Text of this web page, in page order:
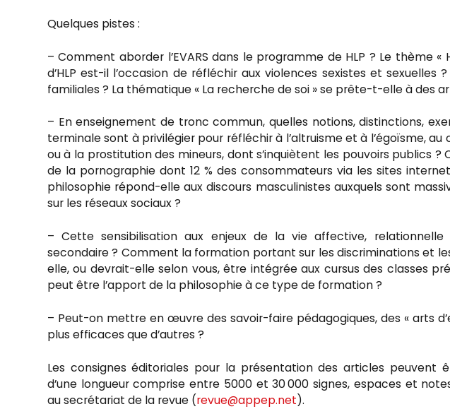
Quelques pistes :
– Comment aborder l’EVARS dans le programme de HLP ? Le thème
d’HLP est-il l’occasion de réfléchir aux violences sexistes et sexuelles
familiales ? La thématique « La recherche de soi » se prête-t-elle à des
– En enseignement de tronc commun, quelles notions, distinctions,
terminale sont à privilégier pour réfléchir à l’altruisme et à l’égoïsme,
ou à la prostitution des mineurs, dont s’inquiètent les pouvoirs publics
de la pornographie dont 12 % des consommateurs via les sites
philosophie répond-elle aux discours masculinistes auxquels sont
sur les réseaux sociaux ?
– Cette sensibilisation aux enjeux de la vie affective,
secondaire ? Comment la formation portant sur les discriminations et
elle, ou devrait-elle selon vous, être intégrée aux cursus des classes
peut être l’apport de la philosophie à ce type de formation ?
– Peut-on mettre en œuvre des savoir-faire pédagogiques, des « arts
plus efficaces que d’autres ?
Les consignes éditoriales pour la présentation des articles peuvent
d’une longueur comprise entre 5000 et 30 000 signes, espaces et
au secrétariat de la revue (revue@appep.net).